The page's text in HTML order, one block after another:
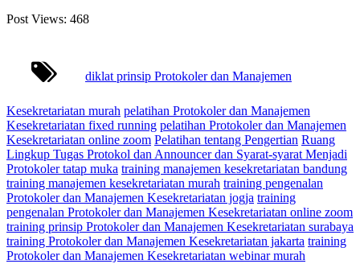
Post Views: 468
diklat prinsip Protokoler dan Manajemen
Kesekretariatan murah pelatihan Protokoler dan Manajemen
Kesekretariatan fixed running pelatihan Protokoler dan Manajemen
Kesekretariatan online zoom Pelatihan tentang Pengertian Ruang
Lingkup Tugas Protokol dan Announcer dan Syarat-syarat Menjadi
Protokoler tatap muka training manajemen kesekretariatan bandung
training manajemen kesekretariatan murah training pengenalan
Protokoler dan Manajemen Kesekretariatan jogja training
pengenalan Protokoler dan Manajemen Kesekretariatan online zoom
training prinsip Protokoler dan Manajemen Kesekretariatan surabaya
training Protokoler dan Manajemen Kesekretariatan jakarta training
Protokoler dan Manajemen Kesekretariatan webinar murah